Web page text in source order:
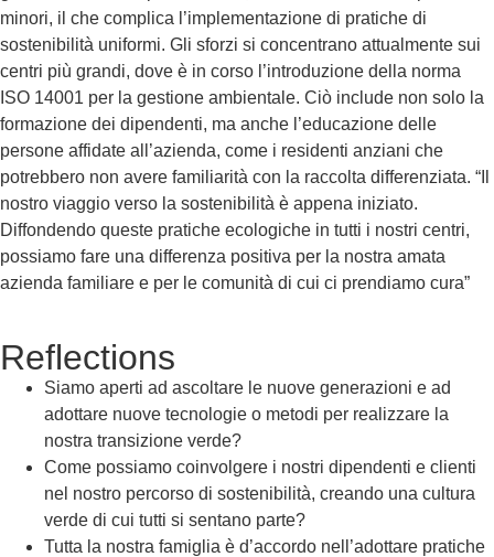
minori, il che complica l’implementazione di pratiche di
sostenibilità uniformi. Gli sforzi si concentrano attualmente sui
centri più grandi, dove è in corso l’introduzione della norma
ISO 14001 per la gestione ambientale. Ciò include non solo la
formazione dei dipendenti, ma anche l’educazione delle
persone affidate all’azienda, come i residenti anziani che
potrebbero non avere familiarità con la raccolta differenziata. “Il
nostro viaggio verso la sostenibilità è appena iniziato.
Diffondendo queste pratiche ecologiche in tutti i nostri centri,
possiamo fare una differenza positiva per la nostra amata
azienda familiare e per le comunità di cui ci prendiamo cura”
Reflections
Siamo aperti ad ascoltare le nuove generazioni e ad
adottare nuove tecnologie o metodi per realizzare la
nostra transizione verde?
Come possiamo coinvolgere i nostri dipendenti e clienti
nel nostro percorso di sostenibilità, creando una cultura
verde di cui tutti si sentano parte?
Tutta la nostra famiglia è d’accordo nell’adottare pratiche